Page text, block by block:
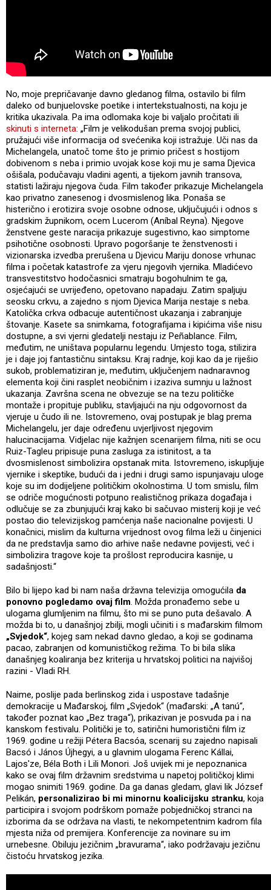
No, moje prepričavanje davno gledanog filma, ostavilo bi film
daleko od bunjuelovske poetike i intertekstualnosti, na koju je
kritika ukazivala. Pa ima odlomaka koje bi valjalo pročitati ili
skinuti s interneta: „Film je velikodušan prema svojoj publici,
pružajući više informacija od svećenika koji istražuje. Uči nas da
Michelangela, unatoč tome što je primio pričest s hostijom
dobivenom s neba i primio uvojak kose koji mu je sama Djevica
ošišala, podučavaju vladini agenti, a tijekom javnih transova,
statisti lažiraju njegova čuda. Film također prikazuje Michelangela
kao privatno zanesenog i dvosmislenog lika. Ponaša se
histerično i erotizira svoje osobne odnose, uključujući i odnos s
gradskim župnikom, ocem Lucerom (Aníbal Reyna). Njegove
ženstvene geste naracija prikazuje sugestivno, kao simptome
psihotične osobnosti. Upravo pogoršanje te ženstvenosti i
vizionarska izvedba prerušena u Djevicu Mariju donose vrhunac
filma i početak katastrofe za vjeru njegovih vjernika. Mladićevo
transvestitstvo hodočasnici smatraju bogohulnim te ga,
osjećajući se uvrijeđeno, opetovano napadaju. Zatim spaljuju
seosku crkvu, a zajedno s njom Djevica Marija nestaje s neba.
Katolička crkva odbacuje autentičnost ukazanja i zabranjuje
štovanje. Kasete sa snimkama, fotografijama i kipićima više nisu
dostupne, a svi vjerni gledatelji nestaju iz Peñablance. Film,
međutim, ne uništava popularnu legendu. Umjesto toga, stilizira
je i daje joj fantastičnu sintaksu. Kraj radnje, koji kao da je riješio
sukob, problematiziran je, međutim, uključenjem nadnaravnog
elementa koji čini rasplet neobičnim i izaziva sumnju u lažnost
ukazanja. Završna scena ne obvezuje se na tezu političke
montaže i propituje publiku, stavljajući na nju odgovornost da
vjeruje u čudo ili ne. Istovremeno, ovaj postupak je blag prema
Michelangelu, jer daje određenu uvjerljivost njegovim
halucinacijama. Vidjelac nije kažnjen scenarijem filma, niti se ocu
Ruiz-Tagleu pripisuje puna zasluga za istinitost, a ta
dvosmislenost simbolizira opstanak mita. Istovremeno, iskupljuje
vjernike i skeptike, budući da i jedni i drugi samo ispunjavaju uloge
koje su im dodijeljene političkim okolnostima. U tom smislu, film
se odriče mogućnosti potpuno realističnog prikaza događaja i
odlučuje se za zbunjujući kraj kako bi sačuvao misterij koji je već
postao dio televizijskog pamćenja naše nacionalne povijesti. U
konačnici, mislim da kulturna vrijednost ovog filma leži u činjenici
da ne predstavlja samo dio arhive naše nedavne povijesti, već i
simbolizira tragove koje ta prošlost reproducira kasnije, u
sadašnjosti.“
Bilo bi lijepo kad bi nam naša državna televizija omogućila da
ponovno pogledamo ovaj film. Možda pronađemo sebe u
ulogama glumljenim na filmu, što mi se puno puta dešavalo. A
možda bi to, u današnjoj zbilji, mogli učiniti i s mađarskim filmom
„Svjedok“, kojeg sam nekad davno gledao, a koji se godinama
pacao, zabranjen od komunističkog režima. To bi bila slika
današnjeg koaliranja bez kriterija u hrvatskoj politici na najvišoj
razini - Vladi RH.
Naime, poslije pada berlinskog zida i uspostave tadašnje
demokracije u Mađarskoj, film „Svjedok“ (mađarski: „A tanú“,
također poznat kao „Bez traga“), prikazivan je posvuda pa i na
kanskom festivalu. Politički je to, satirični humoristični film iz
1969. godine u režiji Pétera Bacsóa, scenarij su zajedno napisali
Bacsó i János Újhegyi, a u glavnim ulogama Ferenc Kállai,
Lajos'ze, Béla Both i Lili Monori. Još uvijek mi je nepoznanica
kako se ovaj film državnim sredstvima u napetoj političkoj klimi
mogao snimiti 1969. godine. Da ga danas gledam, glavi lik József
Pelikán, personalizirao bi mi minornu koalicijsku stranku, koja
participira i svojom podrškom pomaže pobjedničkoj stranci na
izborima da se održava na vlasti, te nekompetentnim kadrom fila
mjesta niža od premijera. Konferencije za novinare su im
urnebesne. Obiluju jezičnim „bravurama“, iako podržavaju jezičnu
čistoću hrvatskog jezika.